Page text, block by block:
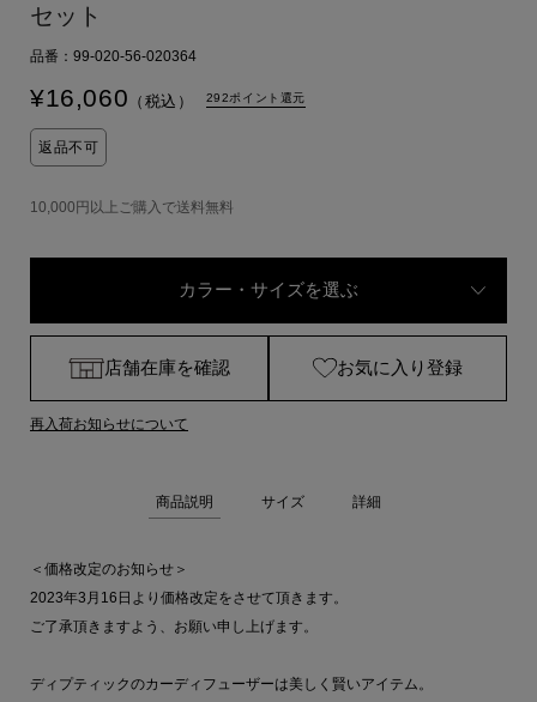
セット
品番：99-020-56-020364
¥16,060 （税込） 292ポイント還元
返品不可
10,000円以上ご購入で送料無料
カラー・サイズを選ぶ
店舗在庫を確認 お気に入り登録
再入荷お知らせについて
商品説明 サイズ 詳細
＜価格改定のお知らせ＞
2023年3月16日より価格改定をさせて頂きます。
ご了承頂きますよう、お願い申し上げます。
ディプティックのカーディフューザーは美しく賢いアイテム。